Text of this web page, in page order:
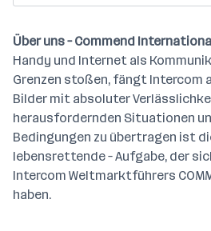
Über uns – Commend
Handy und Internet als
Grenzen stoßen, fängt Intercom
Bilder mit absoluter
herausfordernden Situationen
Bedingungen zu übertragen ist
lebensrettende – Aufgabe, der
Intercom Weltmarktführers
haben.